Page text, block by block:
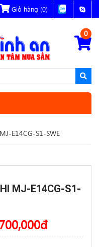
Giỏ hàng (0)
0
E14CG-S1-SWE
MJ-E14CG-S1-
đ